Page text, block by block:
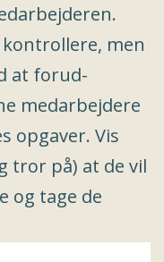
men
at forud-
medarbejdere
opgaver. Vis
tror på) at de vil
og tage de